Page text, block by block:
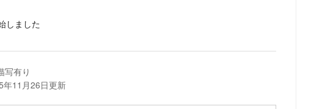
しました
写有り
年11月26日更新